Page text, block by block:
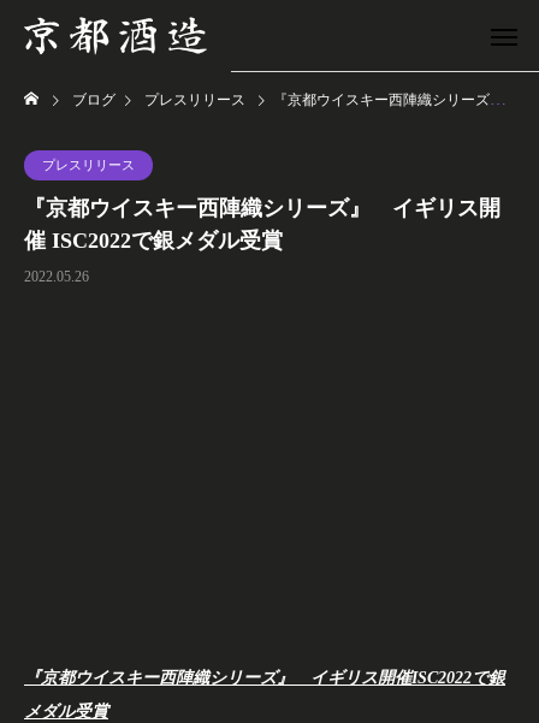
ブログ プレスリリース 『京都ウイスキー西陣織シリーズ』 イギリス開催 ISC2022で銀メダル受賞
プレスリリース
『京都ウイスキー西陣織シリーズ』 イギリス開
催 ISC2022で銀メダル受賞
2022.05.26
『京都ウイスキー西陣織シリーズ』 イギリス開催ISC2022で銀
メダル受賞